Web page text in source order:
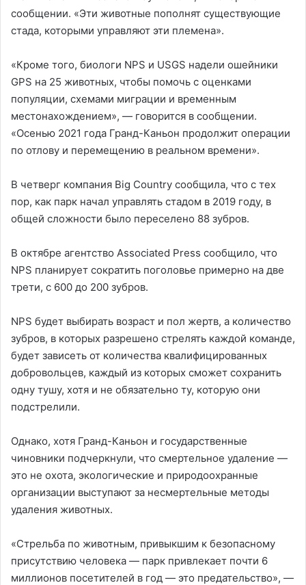
сообщении. «Эти животные пополнят существующие
стада, которыми управляют эти племена».
«Кроме того, биологи NPS и USGS надели ошейники
GPS на 25 животных, чтобы помочь с оценками
популяции, схемами миграции и временным
местонахождением», — говорится в сообщении.
«Осенью 2021 года Гранд-Каньон продолжит операции
по отлову и перемещению в реальном времени».
В четверг компания Big Country сообщила, что с тех
пор, как парк начал управлять стадом в 2019 году, в
общей сложности было переселено 88 зубров.
В октябре агентство Associated Press сообщило, что
NPS планирует сократить поголовье примерно на две
трети, с 600 до 200 зубров.
NPS будет выбирать возраст и пол жертв, а количество
зубров, в которых разрешено стрелять каждой команде,
будет зависеть от количества квалифицированных
добровольцев, каждый из которых сможет сохранить
одну тушу, хотя и не обязательно ту, которую они
подстрелили.
Однако, хотя Гранд-Каньон и государственные
чиновники подчеркнули, что смертельное удаление —
это не охота, экологические и природоохранные
организации выступают за несмертельные методы
удаления животных.
«Стрельба по животным, привыкшим к безопасному
присутствию человека — парк привлекает почти 6
миллионов посетителей в год — это предательство», —